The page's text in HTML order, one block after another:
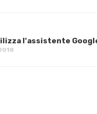
l'assistente